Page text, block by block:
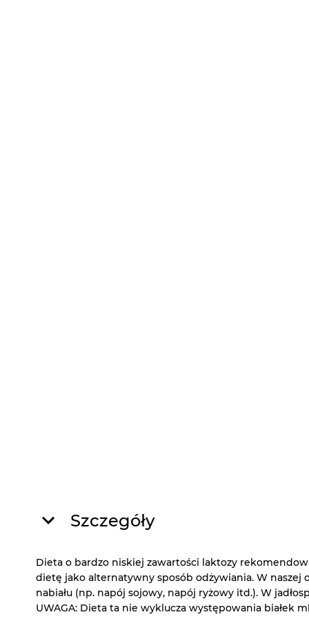
Szczegóły
Dieta o bardzo niskiej zawartości laktozy
dietę jako alternatywny sposób odżywiania. W
nabiału (np. napój sojowy, napój ryżowy itd.). W
UWAGA: Dieta ta nie wyklucza występowania białek